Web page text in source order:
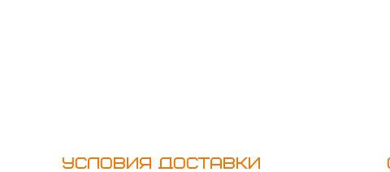
Условия доставки